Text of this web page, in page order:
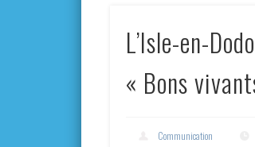
L’Isle-en-
« Bons
Communication